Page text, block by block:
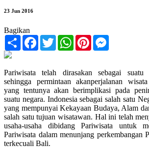
23 Jun 2016
Bagikan
Share FacebookTwitterWhatsApp
Pinterest
Pariwisata telah dirasakan sebagai
sehingga permintaan akanperjalanan
yang tentunya akan berimplikasi pada
suatu negara. Indonesia sebagai salah satu
yang mempunyai Kekayaan Budaya, Alam
salah satu tujuan wisatawan. Hal ini telah
usaha-usaha dibidang Pariwisata untuk
Pariwisata dalam menunjang perkembangan
terkecuali Bali.